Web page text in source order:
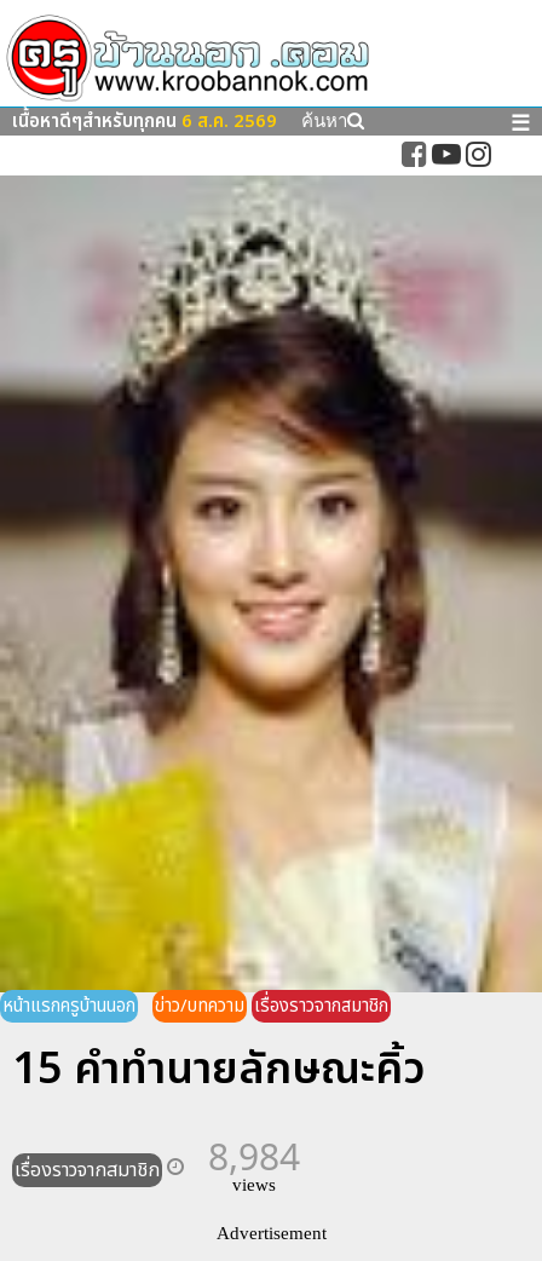
เนื้อหาดีๆสำหรับทุกคน 6 ส.ค. 2569 ค้นหา ☰
หน้าแรกครูบ้านนอก ข่าว/บทความ เรื่องราวจากสมาชิก
15 คำทำนายลักษณะคิ้ว
เรื่องราวจากสมาชิก 8,984
views
Advertisement